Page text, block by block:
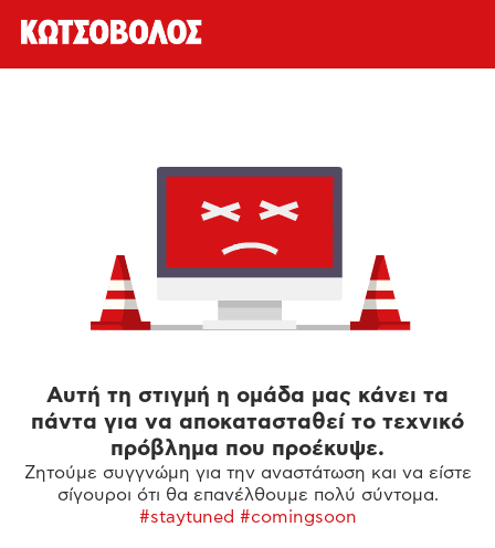
Αυτή τη στιγμή η ομάδα μας κάνει τα
πάντα για να αποκατασταθεί το τεχνικό
πρόβλημα που προέκυψε.
Ζητούμε συγγνώμη για την αναστάτωση και να είστε
σίγουροι ότι θα επανέλθουμε πολύ σύντομα.
#staytuned #comingsoon